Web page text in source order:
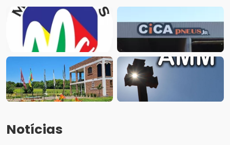
Notícias